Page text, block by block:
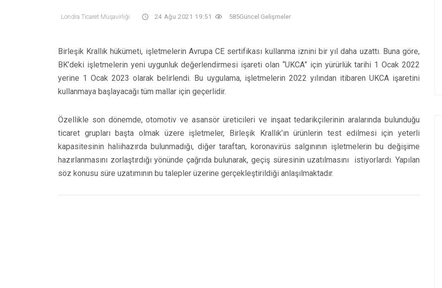
Londra Ticaret Müşavirliği 24 Ağu 2021 19:51 585Güncel Gelişmeler
Birleşik Krallık hükümeti, işletmelerin Avrupa CE sertifikası kullanma iznini bir yıl daha uzattı. Buna göre,
BK’deki işletmelerin yeni uygunluk değerlendirmesi işareti olan “UKCA” için yürürlük tarihi 1 Ocak 2022
yerine 1 Ocak 2023 olarak belirlendi. Bu uygulama, işletmelerin 2022 yılından itibaren UKCA işaretini
kullanmaya başlayacağı tüm mallar için geçerlidir.
Özellikle son dönemde, otomotiv ve asansör üreticileri ve inşaat tedarikçilerinin aralarında bulunduğu
ticaret grupları başta olmak üzere işletmeler, Birleşik Krallık’ın ürünlerin test edilmesi için yeterli
kapasitesinin haliihazırda bulunmadığı, diğer taraftan, koronavirüs salgınının işletmelerin bu değişime
hazırlanmasını zorlaştırdığı yönünde çağrıda bulunarak, geçiş süresinin uzatılmasını istiyorlardı. Yapılan
söz konusu süre uzatımının bu talepler üzerine gerçekleştirildiği anlaşılmaktadır.